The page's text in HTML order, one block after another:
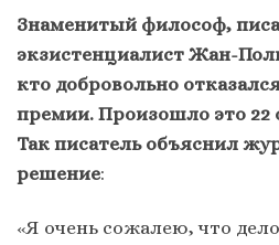
Знаменитый философ,
экзистенциалист Жан-
кто добровольно
премии. Произошло это 22
Так писатель объяснил
решение:
«Я очень сожалею, что